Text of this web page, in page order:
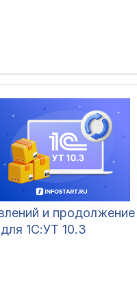
и продолжение
1С:УТ 10.3